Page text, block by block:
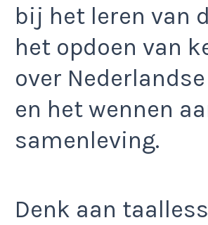
bij het leren van
het opdoen van
over
en het wennen
samenleving.
Denk aan